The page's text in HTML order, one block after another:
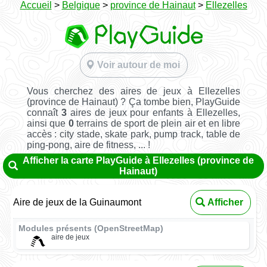
Accueil > Belgique> province de Hainaut> Ellezelles
Voir autour de moi
Vous cherchez des aires de jeux à Ellezelles
(province de Hainaut) ? Ça tombe bien, PlayGuide
connaît 3aires de jeux pour enfants à Ellezelles,
ainsi que 0terrains de sport de plein air et en libre
accès : city stade, skate park, pump track, table de
ping-pong, aire de fitness, ... !
Afficher la carte PlayGuide à Ellezelles (province de
Hainaut)
Aire de jeux de la Guinaumont Afficher
Modules présents (OpenStreetMap)
aire de jeux